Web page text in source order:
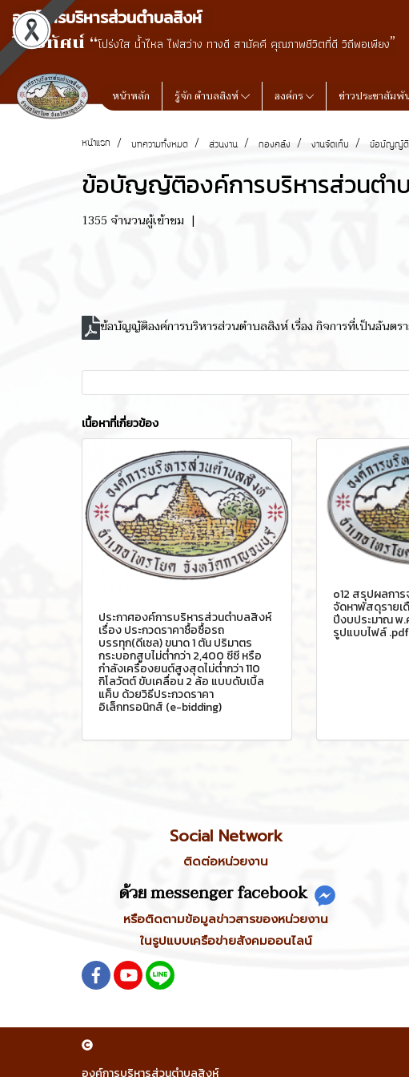
องค์การบริหารส่วนตำบลสิงห์
วิสัยทัศน์ “โปร่งใส น้ำไหล ไฟสว่าง ทางดี สามัคคี คุณภาพชีวิตที่ดี วิถีพอเพียง”
หน้าหลัก รู้จัก ตำบลสิงห์ องค์กร ข่าวประชาสัมพั
หน้าแรก บทความทั้งหมด ส่วนงาน กองคลัง งานจัดเก็บ ข้อบัญญัติอ
ข้อบัญญัติองค์การบริหารส่วนตำ
1355 จำนวนผู้เข้าชม |
ข้อบัญญัติองค์การบริหารส่วนตำบลสิงห์ เรื่อง กิจการที่เป็นอันตร
เนื้อหาที่เกี่ยวข้อง
ประกาศองค์การบริหารส่วนตำบลสิงห์
เรื่อง ประกวดราคาซื้อซื้อรถ
บรรทุก(ดีเซล) ขนาด 1 ตัน ปริมาตร
กระบอกสูบไม่ต่ำกว่า 2,400 ซีซี หรือ
กำลังเครื่องยนต์สูงสุดไม่ต่ำกว่า 110
กิโลวัตต์ ขับเคลื่อน 2 ล้อ แบบดับเบิ้ล
แค็บ ด้วยวิธีประกวดราคา
อิเล็กทรอนิกส์ (e-bidding)
o12 สรุปผลกา
จัดหาพัสดุรายเ
ปีงบประมาณ พ.
รูปแบบไฟล์ .pdf
Social Network
ติดต่อหน่วยงาน
ด้วย messenger facebook
หรือติดตามข้อมูลข่าวสารของหน่วยงาน
ในรูปแบบเครือข่ายสังคมออนไลน์
องค์การบริหารส่วนตำบลสิงห์